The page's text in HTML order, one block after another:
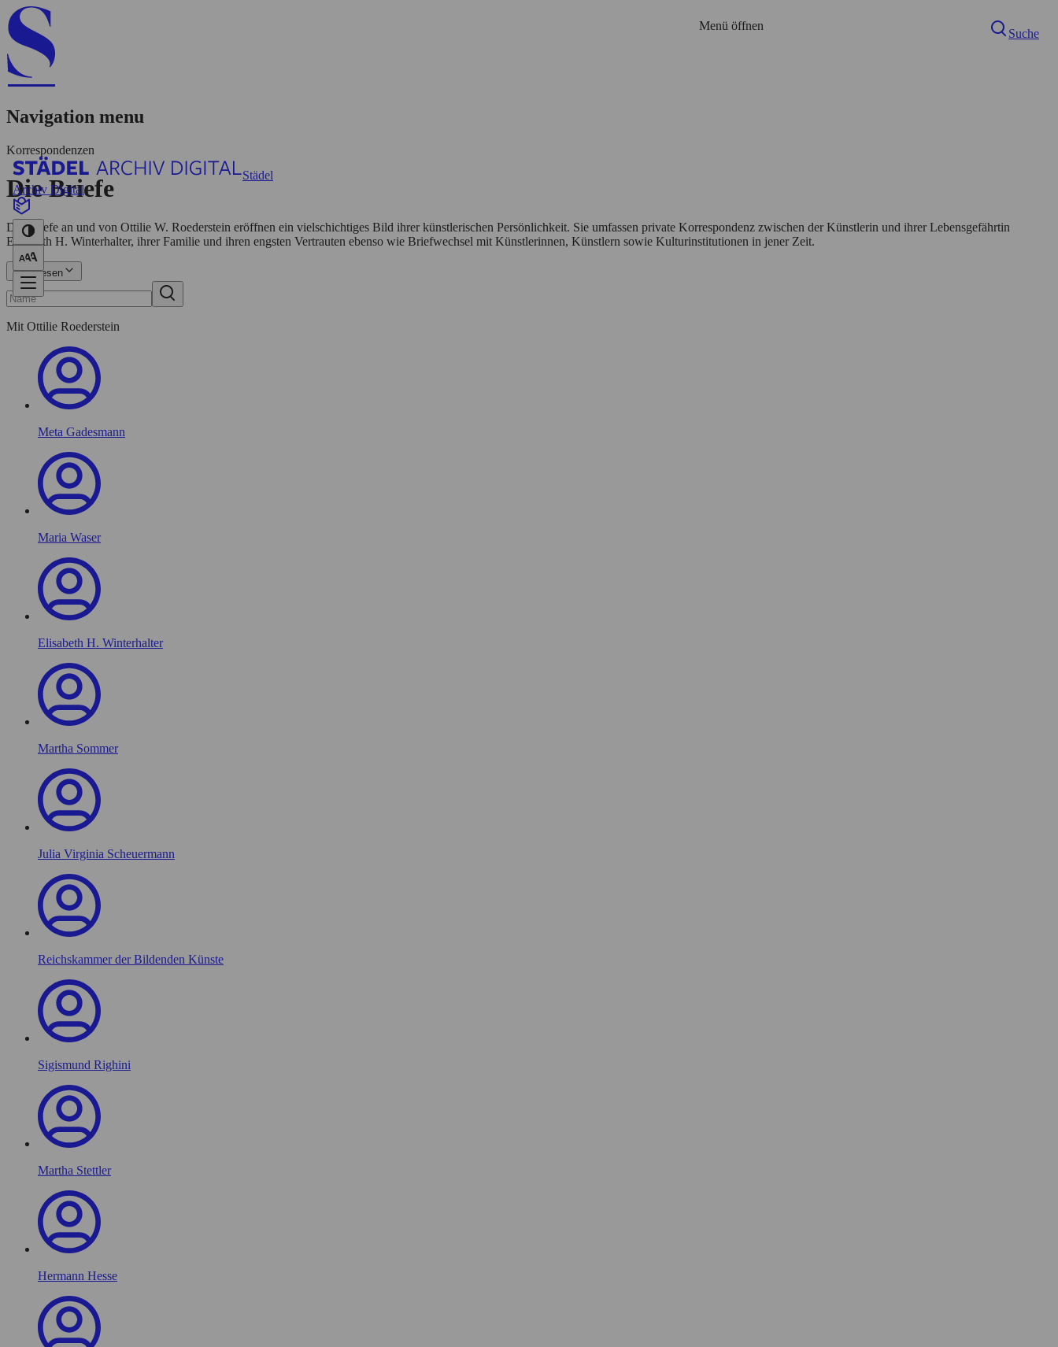
Navigation menu
Menü öffnen
Städel
Archiv Digital
Startseite
Suche
Korrespondenzen
Die Briefe
Die Briefe an und von Ottilie W. Roederstein eröffnen ein vielschichtiges Bild ihrer künstlerischen Persönlichkeit. Sie umfassen private Korrespondenz zwischen der Künstlerin und ihrer Lebensgefährtin
Elisabeth H. Winterhalter, ihrer Familie und ihren engsten Vertrauten ebenso wie Briefwechsel mit Künstlerinnen, Künstlern sowie Kulturinstitutionen in jener Zeit.
Mehr lesen
Mit Ottilie Roederstein
Meta Gadesmann
Maria Waser
Elisabeth H. Winterhalter
Martha Sommer
Julia Virginia Scheuermann
Reichskammer der Bildenden Künste
Sigismund Righini
Martha Stettler
Hermann Hesse